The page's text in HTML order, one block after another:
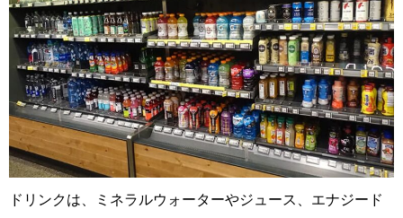
ドリンクは、ミネラルウォーターやジュース、エナジード